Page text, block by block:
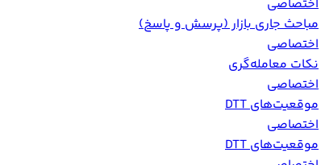
اختصاصی
مباحث جاری بازار (پرسش و پاسخ)
اختصاصی
نکات معامله‌گری
اختصاصی
موقعیت‌های DTT
اختصاصی
موقعیت‌های DTT